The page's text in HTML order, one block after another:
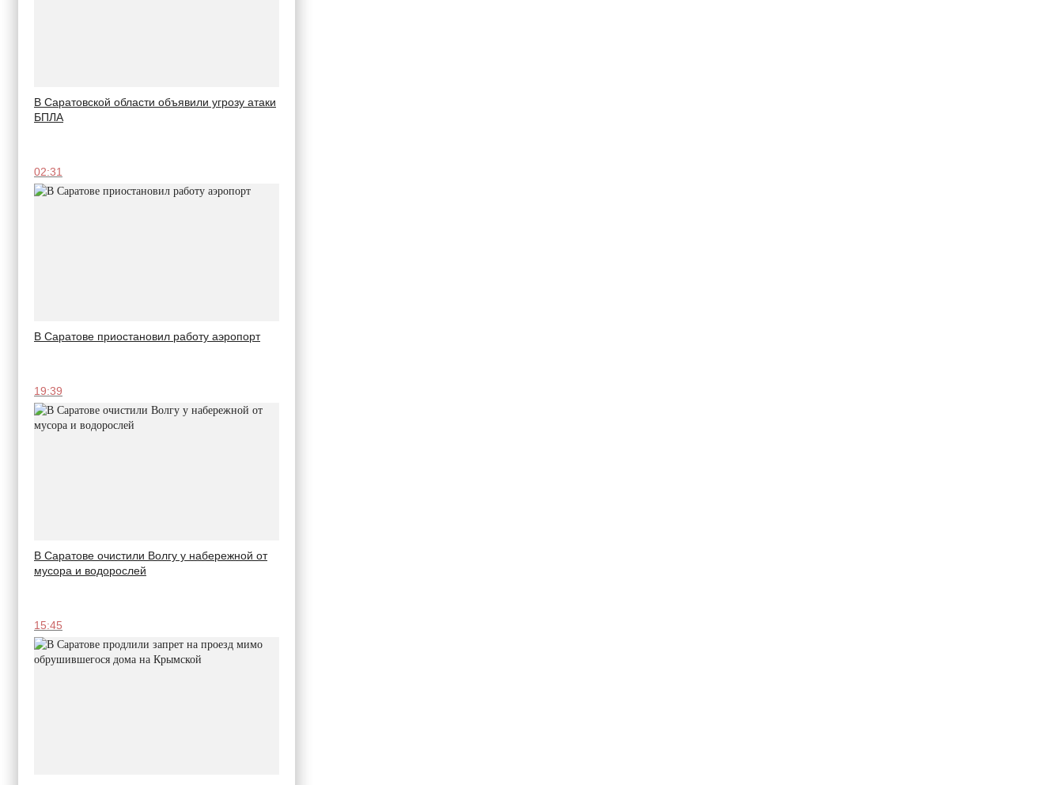
В Саратовской области объявили угрозу атаки
БПЛА
02:31
В Саратове приостановил работу аэропорт
19:39
В Саратове очистили Волгу у набережной от
мусора и водорослей
15:45